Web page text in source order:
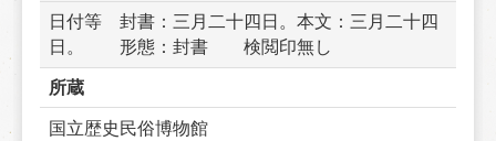
日付等　封書：三月二十四日。本文：三月二十四
日。　　形態：封書　　検閲印無し
所蔵
国立歴史民俗博物館